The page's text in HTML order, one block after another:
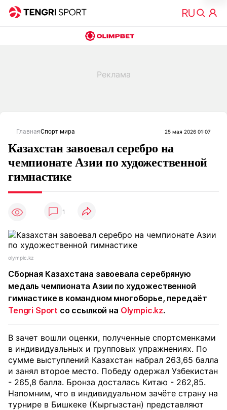
ГлавнаяСпорт мира 25 мая 2026 01:07
Казахстан завоевал серебро на
чемпионате Азии по художественной
гимнастике
1
olympic.kz
Сборная Казахстана завоевала серебряную
медаль чемпионата Азии по художественной
гимнастике в командном многоборье, передаёт
Tengri Sport со ссылкой на Olympic.kz.
В зачет вошли оценки, полученные спортсменками
в индивидуальных и групповых упражнениях. По
сумме выступлений Казахстан набрал 263,65 балла
и занял второе место. Победу одержал Узбекистан
- 265,8 балла. Бронза досталась Китаю - 262,85.
Напомним, что в индивидуальном зачёте страну на
турнире в Бишкеке (Кыргызстан) представляют